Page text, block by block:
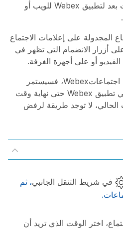
إعدادات إشعارات الاجتماعات بعد لتطبيق Webex للويب أو
المجدولة على إعلامات الاجتماع
أزرار الانضمام التي تظهر في
إذا انضممت إلى الاجتماع من اجتماعاتWebex، فسيستمر
عرض زر الانضمام الأخضر في تطبيق Webex حتى نهاية وقت
الحالي، لا توجد طريقة لرفض
في شريط التنقل الجانبي، ثم
.
، اختر الوقت الذي تريد أن